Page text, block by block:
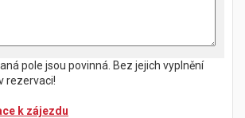
pole jsou povinná. Bez jejich vyplnění
rezervaci!
k zájezdu